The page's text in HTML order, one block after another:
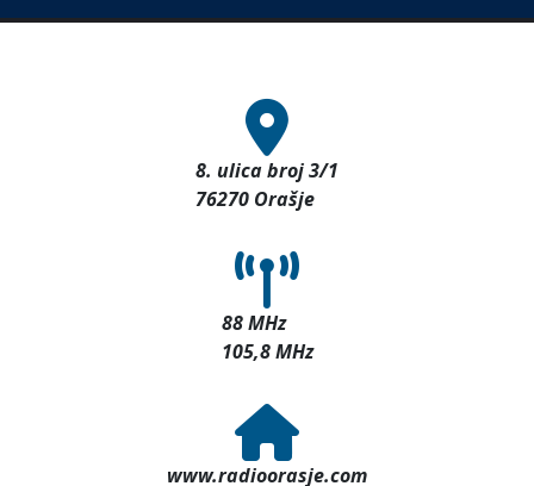
8. ulica broj 3/1
76270 Orašje
88 MHz
105,8 MHz
www.radioorasje.com